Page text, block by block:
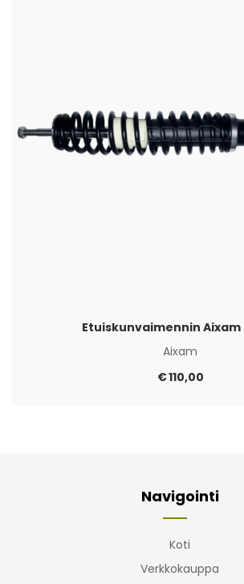
Etuiskunvaimennin Aixam
Aixam
€110,00
Navigointi
Koti
Verkkokauppa